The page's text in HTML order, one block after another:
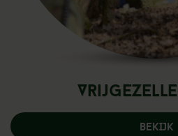
BEKIJK